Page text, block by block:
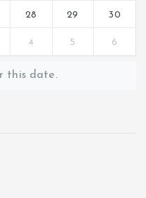
28 29 30
4 5 6
this date.